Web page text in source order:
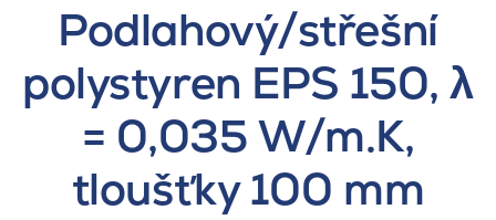
Podlahový/střešní
polystyren EPS 150, λ
= 0,035 W/m.K,
tloušťky 100 mm